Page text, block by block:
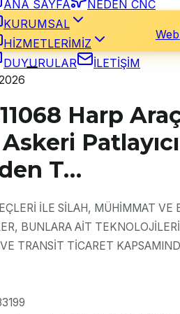
ANA SAYFA
NEDEN CNC
KURUMSAL
HİZMETLERİMİZ
DUYURULAR
İLETİŞİM
Harp
Askeri
T…
İLE SİLAH, MÜHİMMAT
BUNLARA AİT
TRANSİT TİCARET